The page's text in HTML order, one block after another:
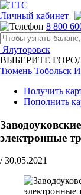
Личный кабинет
8 800
Ялуторовск
ВЫБЕРИТЕ
Тюмень Тобольск
Получить
Пополнить
электронные
/ 30.05.2021